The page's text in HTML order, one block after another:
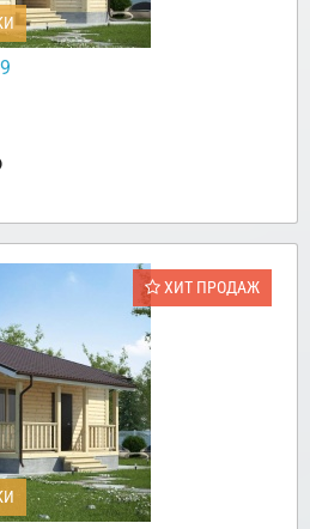
ХИТ ПРОДАЖ